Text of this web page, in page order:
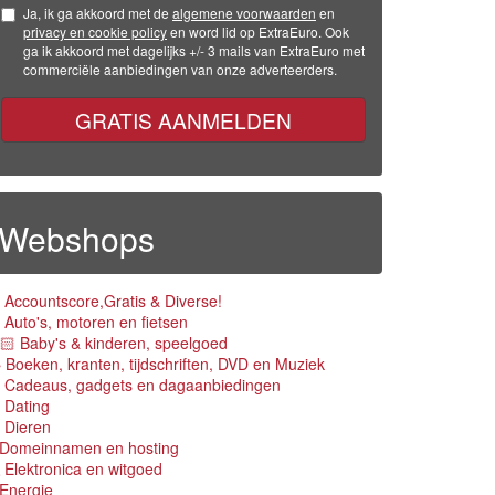
Ja, ik ga akkoord met de algemene voorwaarden en
privacy en cookie policy
ga ik akkoord met dagelijks +/- 3 mails van ExtraEuro met
commerciële aanbiedingen van onze adverteerders.
GRATIS AANMELDEN
Accountscore,Gratis & Diverse!
Auto's, motoren en fietsen
Baby's & kinderen, speelgoed
Boeken, kranten, tijdschriften, DVD en Muziek
Cadeaus, gadgets en dagaanbiedingen
Dating
Dieren
Domeinnamen en hosting
Elektronica en witgoed
Energie